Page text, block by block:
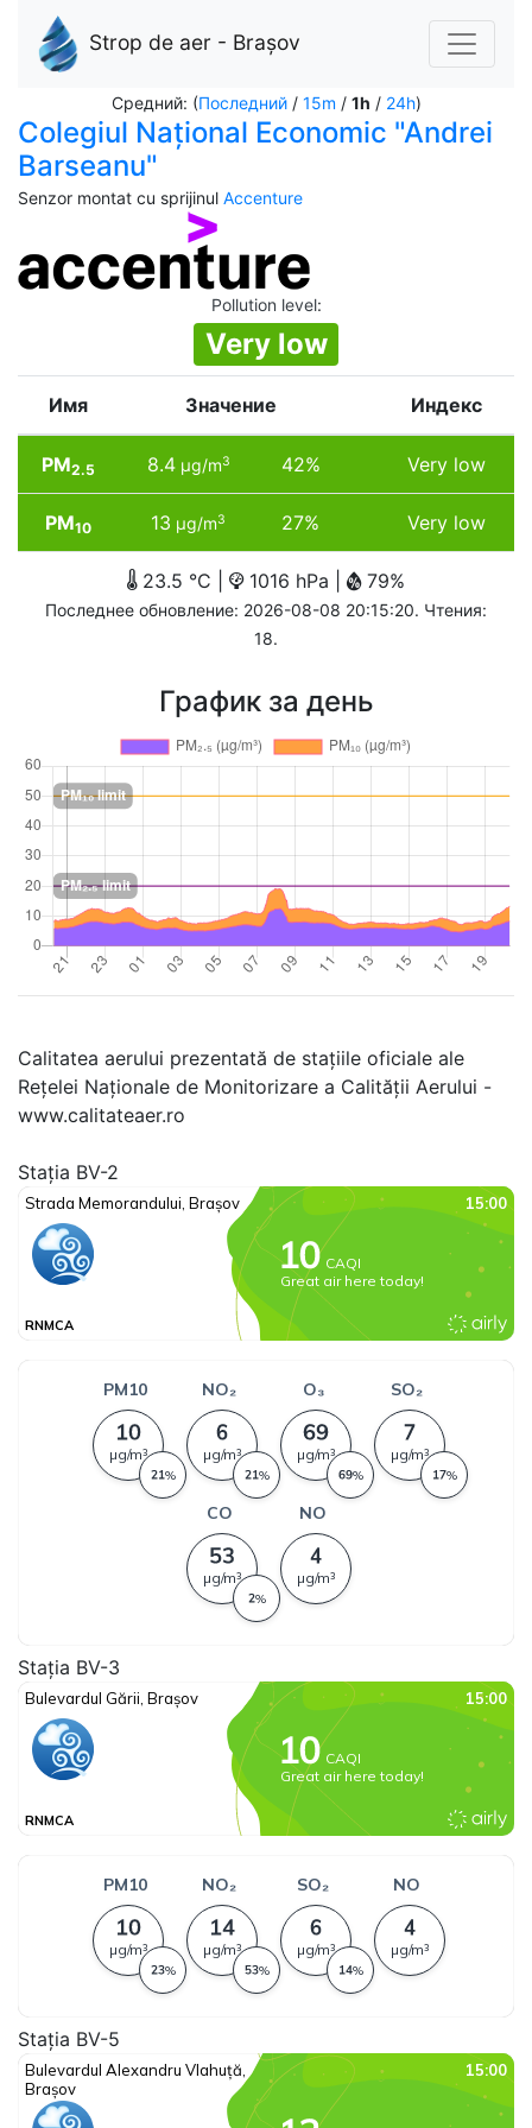
Strop de aer - Brașov
Средний: (Последний/ 15m / 1h / 24h)
Colegiul Național Economic "Andrei
Barseanu"
Senzor montat cu sprijinul Accenture
Pollution level:
Very low
Имя Значение Индекс
PM2.5 8.4µg/m3 42% Very low
PM10 13 µg/m3 27% Very low
23.5 °C | 1016 hPa | 79%
Последнее обновление: 2026-08-08 20:15:20. Чтения:
18.
График за день
Calitatea aerului prezentată de stațiile oficiale ale
Rețelei Naționale de Monitorizare a Calității Aerului -
www.calitateaer.ro
Stația BV-2
Stația BV-3
Stația BV-5